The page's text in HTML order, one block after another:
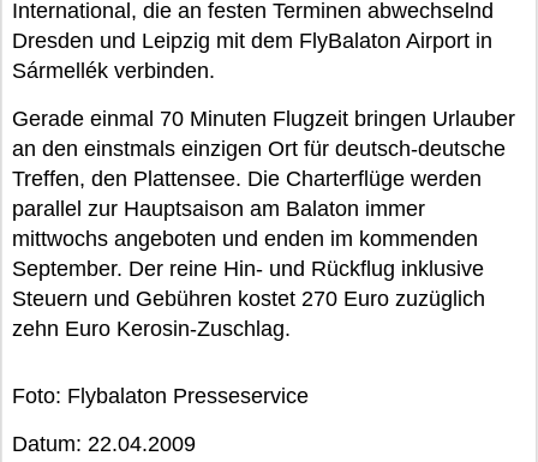
International, die an festen Terminen abwechselnd
Dresden und Leipzig mit dem FlyBalaton Airport in
Sármellék verbinden.
Gerade einmal 70 Minuten Flugzeit bringen Urlauber
an den einstmals einzigen Ort für deutsch-deutsche
Treffen, den Plattensee. Die Charterflüge werden
parallel zur Hauptsaison am Balaton immer
mittwochs angeboten und enden im kommenden
September. Der reine Hin- und Rückflug inklusive
Steuern und Gebühren kostet 270 Euro zuzüglich
zehn Euro Kerosin-Zuschlag.
Foto: Flybalaton Presseservice
Datum: 22.04.2009